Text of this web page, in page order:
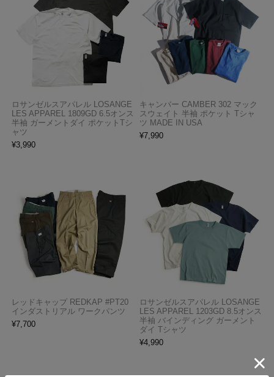
ロサンゼルスアパレル LOSANGE
LES APPAREL 1809GD 6.5オンス
半袖 ガーメントダイ ポケットTシ
ャツ
¥3,990
キャンバー CAMBER 302 マック
スウェイト 半袖 ポケット Tシャ
ツ MADE IN USA
¥7,990
レッドキャップ REDKAP #PT20
インダストリアル ワークパンツ
¥7,700
ロサンゼルスアパレル LOSANGE
LES APPAREL 1203GD 8.5オンス
半袖 バインディング ガーメント
ダイ Tシャツ
¥4,990